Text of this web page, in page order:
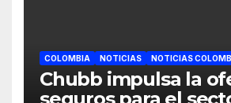
COLOMBIA NOTICIAS NOTICIAS
Chubb impulsa la